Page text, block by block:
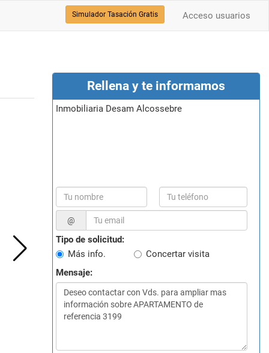
Acceso usuarios
Simulador Tasación Gratis
Rellena y te informamos
Inmobiliaria Desam Alcossebre
@
Tipo de solicitud:
Más info.
Concertar visita
Mensaje: